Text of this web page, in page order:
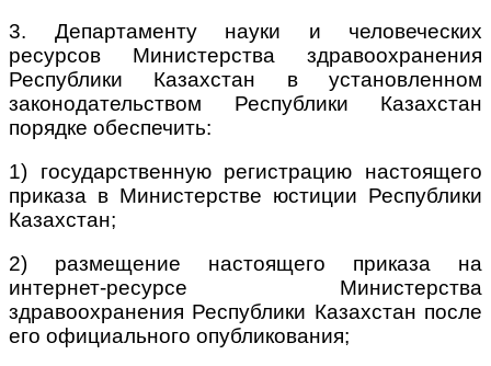
3. Департаменту науки и человеческих
ресурсов Министерства здравоохранения
Республики Казахстан в установленном
законодательством Республики Казахстан
порядке обеспечить:
1) государственную регистрацию настоящего
приказа в Министерстве юстиции Республики
Казахстан;
2) размещение настоящего приказа на
интернет-ресурсе Министерства
здравоохранения Республики Казахстан после
его официального опубликования;